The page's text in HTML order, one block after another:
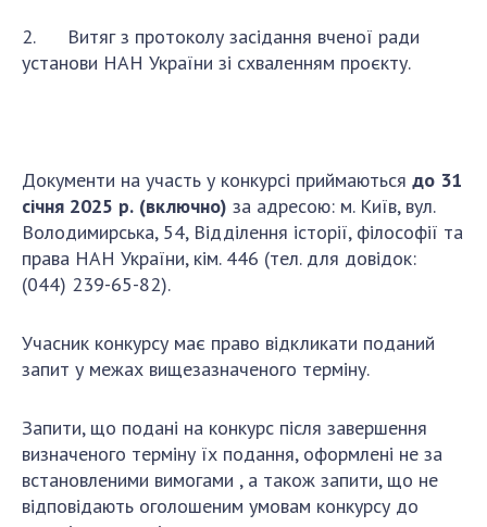
2. Витяг з протоколу засідання вченої ради
установи НАН України зі схваленням проєкту.
Документи на участь у конкурсі приймаються до 31
січня 2025 р. (включно) за адресою: м. Київ, вул.
Володимирська, 54, Відділення історії, філософії та
права НАН України, кім. 446 (тел. для довідок:
(044) 239-65-82).
Учасник конкурсу має право відкликати поданий
запит у межах вищезазначеного терміну.
Запити, що подані на конкурс після завершення
визначеного терміну їх подання, оформлені не за
встановленими вимогами , а також запити, що не
відповідають оголошеним умовам конкурсу до